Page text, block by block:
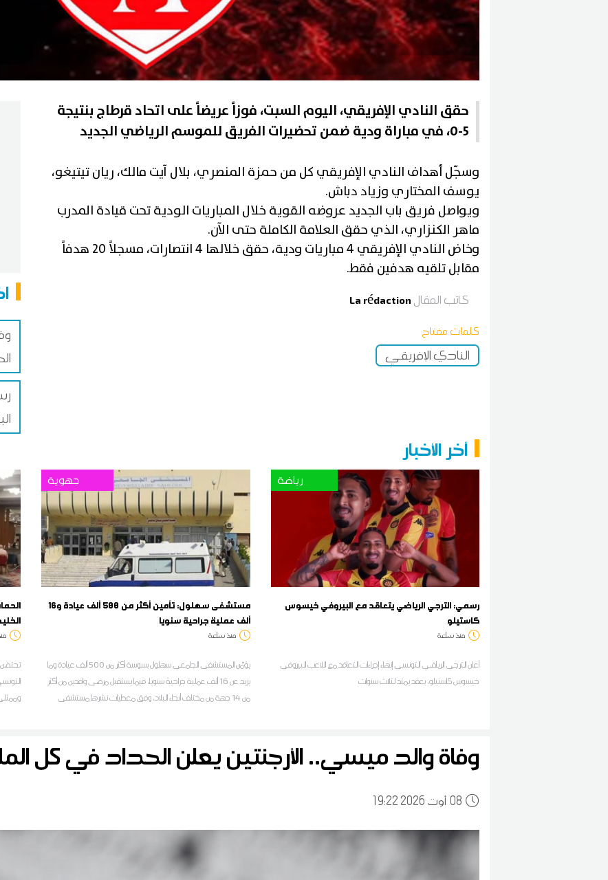
حقق النادي الإفريقي، اليوم السبت، فوزاً عريضاً على اتحاد قرطاج بنتيجة
5-0، في مباراة ودية ضمن تحضيرات الفريق للموسم الرياضي الجديد
وسجّل أهداف النادي الإفريقي كل من حمزة المنصري، بلال آيت مالك، ريان تيتيغو،
يوسف المختاري وزياد دباش.
ويواصل فريق باب الجديد عروضه القوية خلال المباريات الودية تحت قيادة المدرب
ماهر الكنزاري، الذي حقق العلامة الكاملة حتى الآن.
وخاض النادي الإفريقي 4 مباريات ودية، حقق خلالها 4 انتصارات، مسجلاً 20 هدفاً
مقابل تلقيه هدفين فقط.
كاتب المقال La rédaction
كلمات مفتاح
النادي الإفريقي
آخر الأخبار
تحتضن
جهوية
مستشفى سهلول: تأمين أكثر من 500 ألف عيادة و16
ألف عملية جراحية سنويا
منذ ساعة
يؤمّن المستشفى الجامعي سهلول بسوسة أكثر من 500 ألف عيادة وما
يزيد عن 16 ألف عملية جراحية سنويا، فيما يستقبل مرضى وافدين من أكثر
من 14 جهة من مختلف أنحاء البلاد، وفق معطيات نشرها مستشفى
رياضة
رسمي: الترجي الرياضي يتعاقد مع البيروفي خيسوس
كاستيلو
منذ ساعة
أعلن الترجي الرياضي التونسي إنهاء إجراءات التعاقد مع اللاعب البيروفي
خيسوس كاستيلو، بعقد يمتد لثلاث سنوات
وفاة والد ميسي.. الأرجنتين يعلن الحداد في كل
0819:22 2026 أوت